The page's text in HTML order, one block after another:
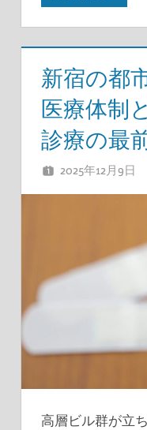
新宿の都
医療体制
診療の最
2025年12月9日
高層ビル群が立